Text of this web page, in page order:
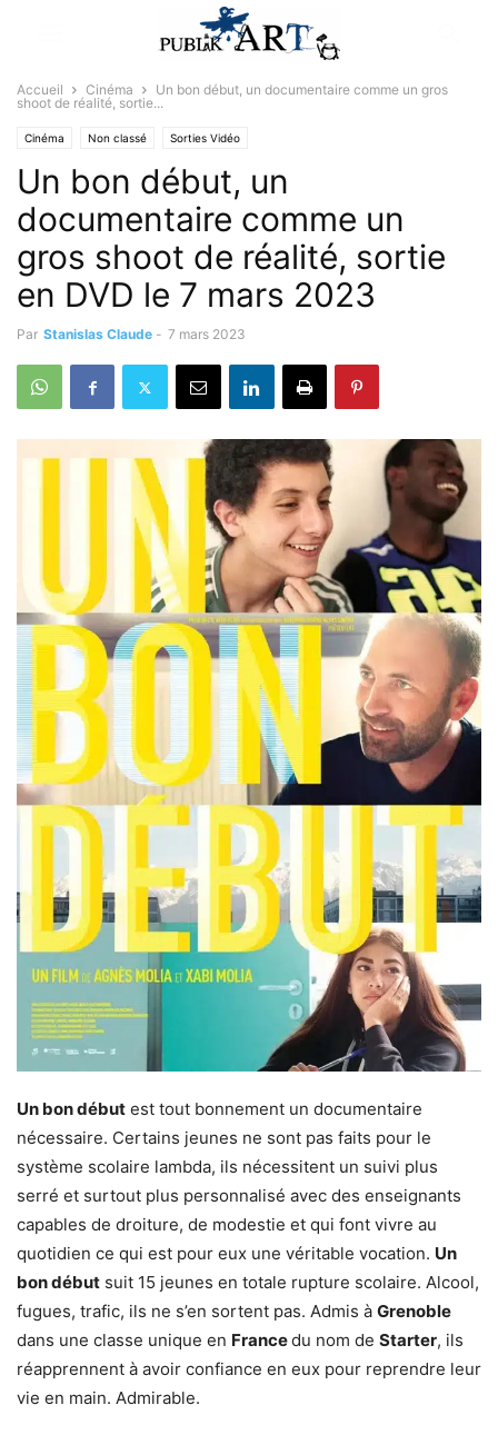
Accueil Cinéma
Un bon début, un documentaire comme un gros
shoot de réalité, sortie...
Cinéma Non classé Sorties Vidéo
Un bon début, un
documentaire comme un
gros shoot de réalité, sortie
en DVD le 7 mars 2023
Par Stanislas Claude - 7 mars 2023
Un bon début est tout bonnement un documentaire
nécessaire. Certains jeunes ne sont pas faits pour le
système scolaire lambda, ils nécessitent un suivi plus
serré et surtout plus personnalisé avec des enseignants
capables de droiture, de modestie et qui font vivre au
quotidien ce qui est pour eux une véritable vocation. Un
bon début suit 15 jeunes en totale rupture scolaire. Alcool,
fugues, trafic, ils ne s’en sortent pas. Admis à Grenoble
dans une classe unique en Francedu nom de Starter, ils
réapprennent à avoir confiance en eux pour reprendre leur
vie en main. Admirable.